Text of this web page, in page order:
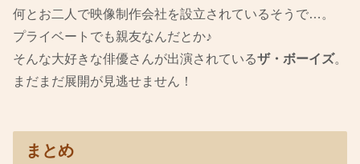
何とお二人で映像制作会社を設立されているそうで…。
プライベートでも親友なんだとか♪
そんな大好きな俳優さんが出演されているザ・ボーイズ。
まだまだ展開が見逃せません！
まとめ